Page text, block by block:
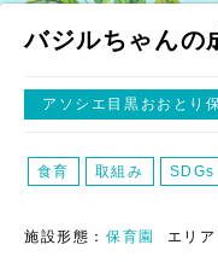
バジルちゃんの
アソシエ目黒おおとり
食育 取組み SDGs
施設形態： 保育園 エリア